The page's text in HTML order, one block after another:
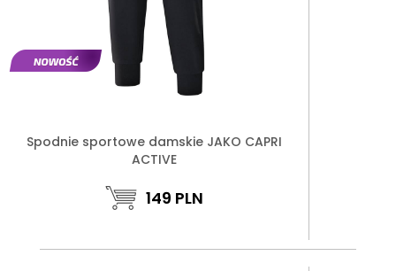
Spodnie sportowe damskie JAKO CAPRI
ACTIVE
149 PLN